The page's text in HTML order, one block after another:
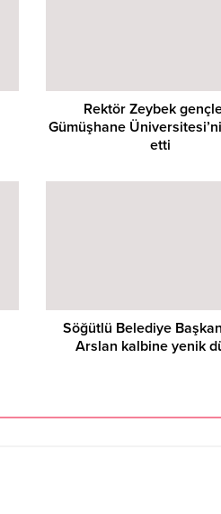
Rektör Zeybek
Gümüşhane
etti
Söğütlü Belediye
Arslan kalbine yenik